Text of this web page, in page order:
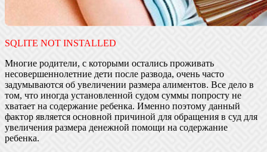
SQLITE NOT INSTALLED
Многие родители, с которыми остались проживать
несовершеннолетние дети после развода, очень часто
задумываются об увеличении размера алиментов. Все дело в
том, что иногда установленной судом суммы попросту не
хватает на содержание ребенка. Именно поэтому данный
фактор является основной причиной для обращения в суд для
увеличения размера денежной помощи на содержание
ребенка.